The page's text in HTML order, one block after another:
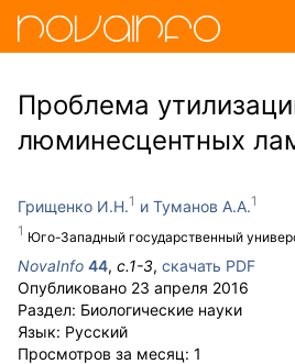
Проблема
люминесцентных
Грищенко И.Н.
Юго-Западный государственный
Туманов А.А.
NovaInfo 44, с.1-3, скачать PDF
Опубликовано 23 апреля 2016
Раздел: Биологические науки
Язык: Русский
Просмотров за месяц: 1